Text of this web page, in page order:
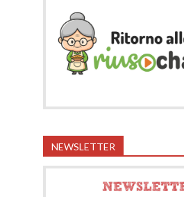
NEWSLETTER